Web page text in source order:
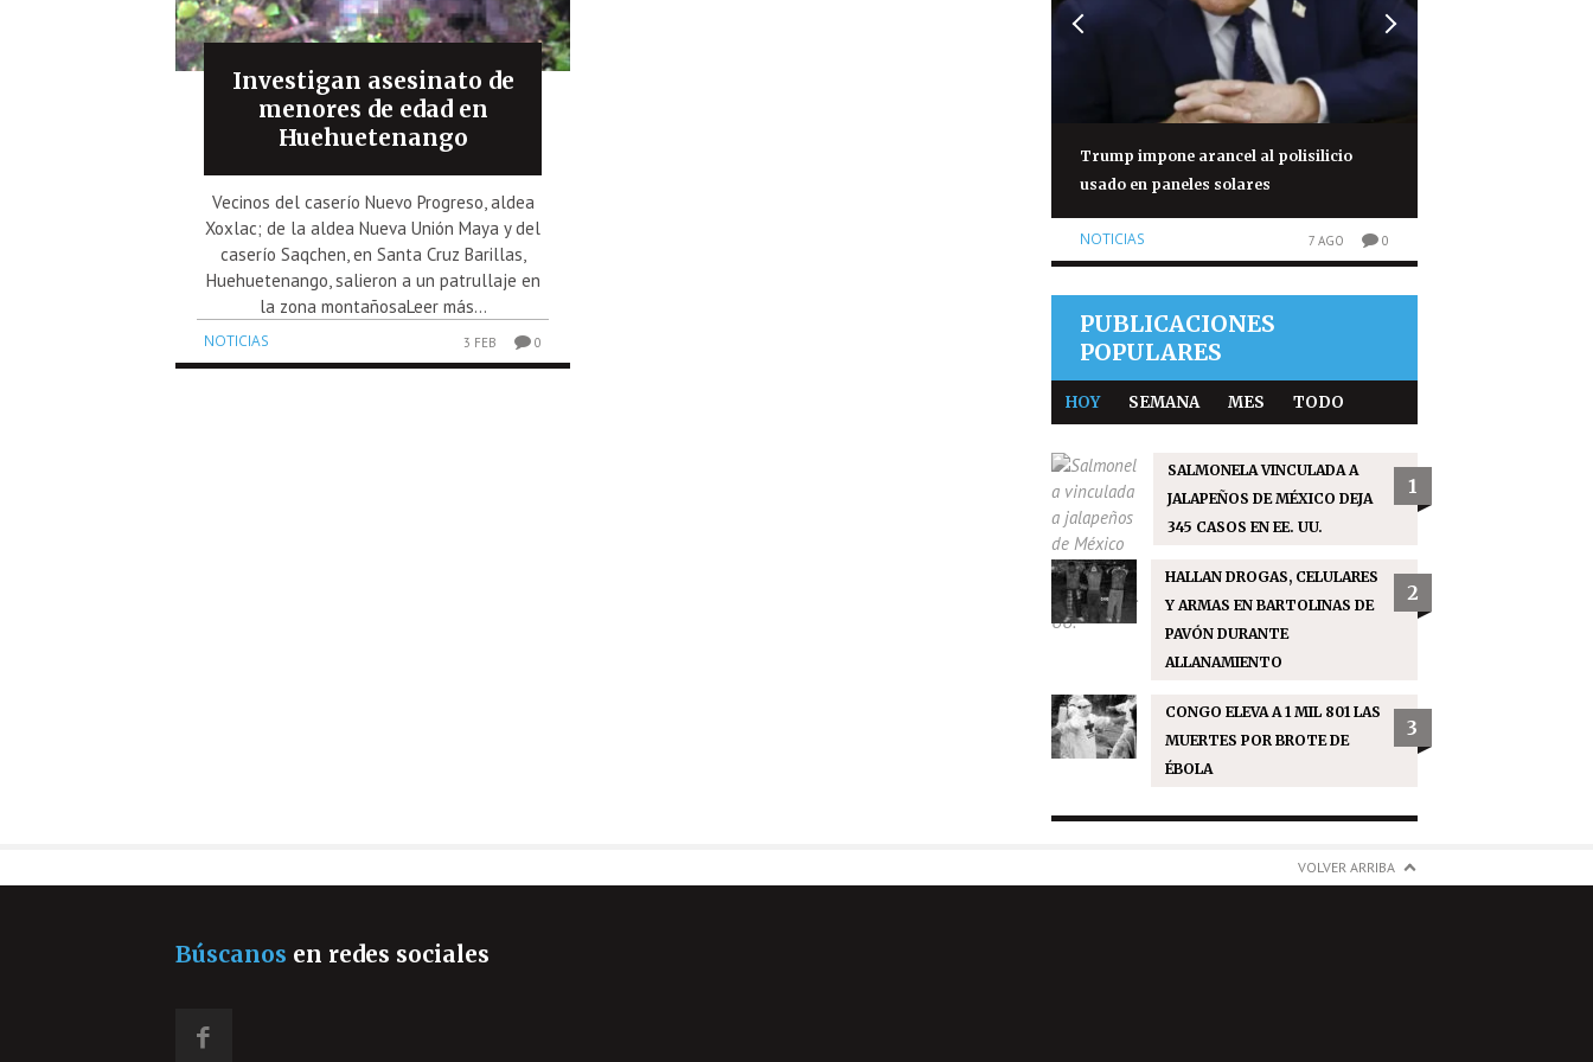
Investigan asesinato de
menores de edad en
Huehuetenango
Vecinos del caserío Nuevo Progreso, aldea
Xoxlac; de la aldea Nueva Unión Maya y del
caserío Saqchen, en Santa Cruz Barillas,
Huehuetenango, salieron a un patrullaje en
la zona montañosaLeer más...
NOTICIAS 3 FEB 0
Trump impone arancel al polisilicio
usado en paneles solares
NOTICIAS 7 AGO 0
PUBLICACIONES
POPULARES
HOY SEMANA MES TODO
SALMONELA VINCULADA A
JALAPEÑOS DE MÉXICO DEJA
345 CASOS EN EE. UU.
1
HALLAN DROGAS, CELULARES
Y ARMAS EN BARTOLINAS DE
PAVÓN DURANTE
ALLANAMIENTO
2
CONGO ELEVA A 1 MIL 801 LAS
MUERTES POR BROTE DE
ÉBOLA
3
VOLVER ARRIBA
Búscanos en redes sociales